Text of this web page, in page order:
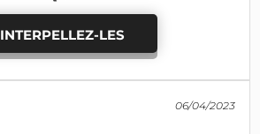
INTERPELLEZ-LES
06/04/2023